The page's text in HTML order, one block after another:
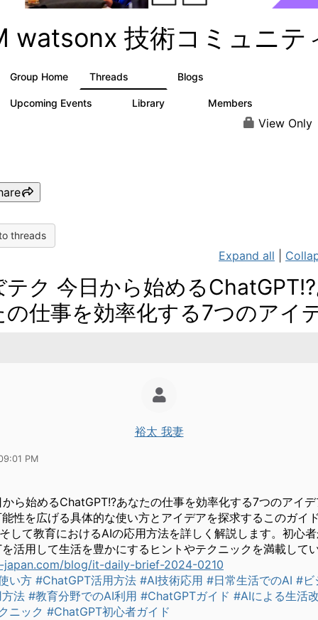
watsonx 技術コミュニテ
Group Home Threads Blogs
Upcoming Events Library Members
View Only
threads
Expand all
テク 今日から始める
の仕事を効率化する7つのアイ
裕太 我妻
PM
ら始めるChatGPT!?あなたの仕事を効率化する7つのアイ
性を広げる具体的な使い方とアイデアを探求するこのガイ
して教育におけるAIの応用方法を詳しく解説します。初心
活用して生活を豊かにするヒントやテクニックを満載して
japan.com/blog/it-daily-brief-2024-0210
い方 #ChatGPT活用方法 #AI技術応用 #日常生活でのAI #ビ
法 #教育分野でのAI利用 #ChatGPTガイド #AIによる生活
ニック #ChatGPT初心者ガイド